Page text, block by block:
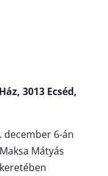
3013 Ecséd,
december 6-án
Mátyás